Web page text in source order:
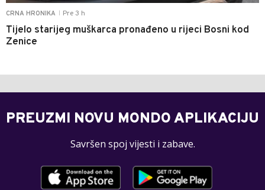
CRNA HRONIKA Pre 3 h
Tijelo starijeg muškarca pronađeno u rijeci Bosni kod
Zenice
PREUZMI NOVU MONDO APLIKACIJU
Savršen spoj vijesti i zabave.